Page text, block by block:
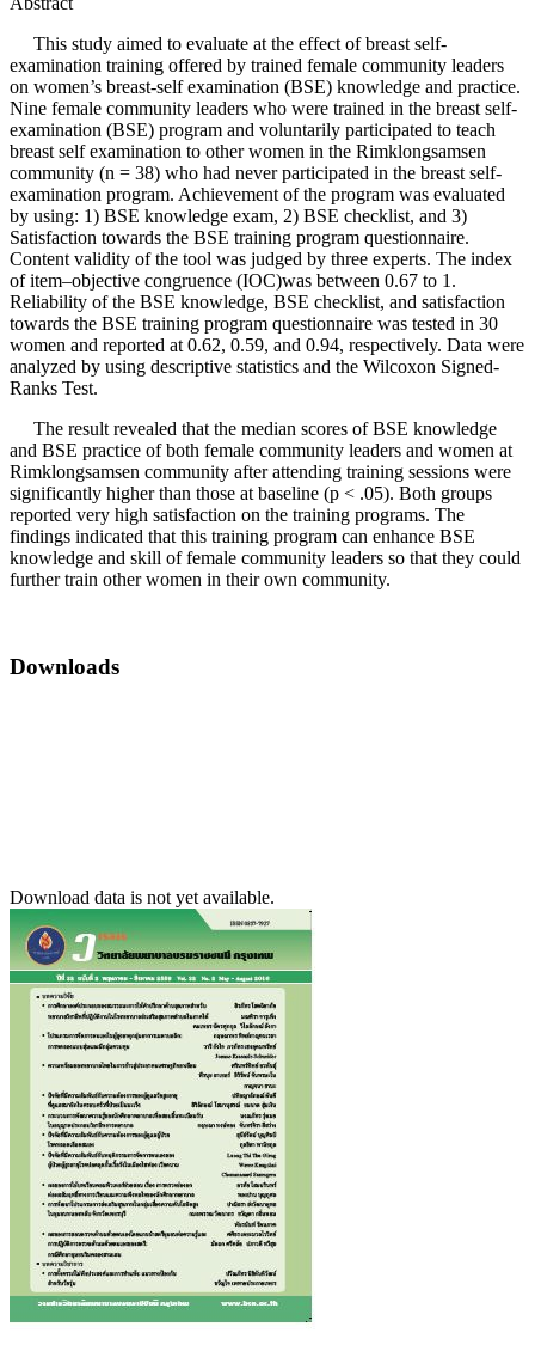
This study aimed to evaluate at the effect of breast self-
examination training offered by trained female community leaders
on women’s breast-self examination (BSE) knowledge and practice.
Nine female community leaders who were trained in the breast self-
examination (BSE) program and voluntarily participated to teach
breast self examination to other women in the Rimklongsamsen
community (n = 38) who had never participated in the breast self-
examination program. Achievement of the program was evaluated
by using: 1) BSE knowledge exam, 2) BSE checklist, and 3)
Satisfaction towards the BSE training program questionnaire.
Content validity of the tool was judged by three experts. The index
of item–objective congruence (IOC)was between 0.67 to 1.
Reliability of the BSE knowledge, BSE checklist, and satisfaction
towards the BSE training program questionnaire was tested in 30
women and reported at 0.62, 0.59, and 0.94, respectively. Data were
analyzed by using descriptive statistics and the Wilcoxon Signed-
Ranks Test.
The result revealed that the median scores of BSE knowledge
and BSE practice of both female community leaders and women at
Rimklongsamsen community after attending training sessions were
significantly higher than those at baseline (p < .05). Both groups
reported very high satisfaction on the training programs. The
findings indicated that this training program can enhance BSE
knowledge and skill of female community leaders so that they could
further train other women in their own community.
Downloads
Download data is not yet available.